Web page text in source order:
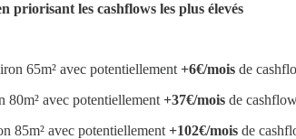
priorisant les cashflows les plus élevés
65m² avec potentiellement +6€/mois de
80m² avec potentiellement +37€/mois de
85m² avec potentiellement +102€/mois de